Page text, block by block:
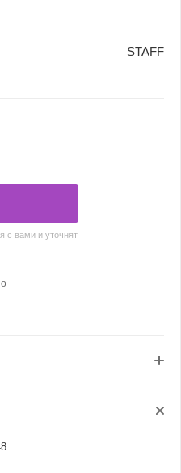
STAFF
с вами и уточнят